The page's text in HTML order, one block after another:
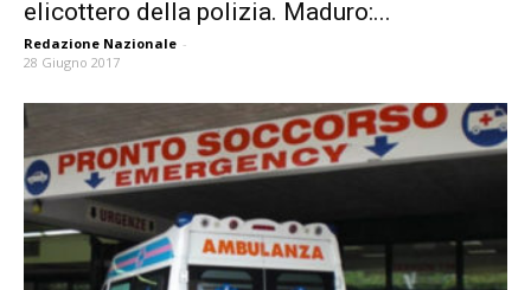
elicottero della polizia. Maduro:...
Redazione Nazionale -
28 Giugno 2017